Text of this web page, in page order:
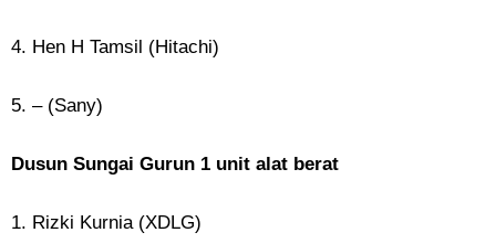
4. Hen H Tamsil (Hitachi)
5. – (Sany)
Dusun Sungai Gurun 1 unit alat berat
1. Rizki Kurnia (XDLG)